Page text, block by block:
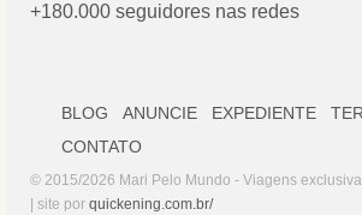
+180.000 seguidores nas redes
BLOG ANUNCIE EXPEDIENTE
CONTATO
© 2015/2026 Mari Pelo Mundo - Viagens
| site por quickening.com.br/